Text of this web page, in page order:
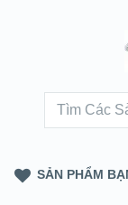
SẢN PHẨM